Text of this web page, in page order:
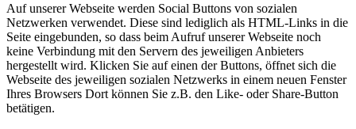
Auf unserer Webseite werden Social Buttons von sozialen
Netzwerken verwendet. Diese sind lediglich als HTML-Links in die
Seite eingebunden, so dass beim Aufruf unserer Webseite noch
keine Verbindung mit den Servern des jeweiligen Anbieters
hergestellt wird. Klicken Sie auf einen der Buttons, öffnet sich die
Webseite des jeweiligen sozialen Netzwerks in einem neuen Fenster
Ihres Browsers Dort können Sie z.B. den Like- oder Share-Button
betätigen.